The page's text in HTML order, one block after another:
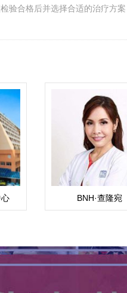
验合格后并选择合适的治疗方
BNH·查隆宛
（Chalomkwan